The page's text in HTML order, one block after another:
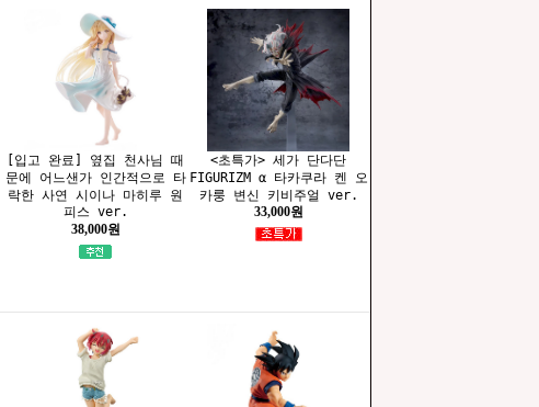
[입고 완료] 옆집 천사님 때
문에 어느샌가 인간적으로 타
락한 사연 시이나 마히루 원
피스 ver.
38,000원
<초특가> 세가 단다단
FIGURIZM α 타카쿠라 켄 오
카룽 변신 키비주얼 ver.
33,000원